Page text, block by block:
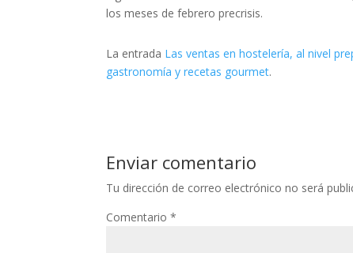
los meses de febrero precrisis.
La entrada Las ventas en hostelería, al nivel
gastronomía y recetas gourmet.
Enviar comentario
Tu dirección de correo electrónico no será
Comentario*